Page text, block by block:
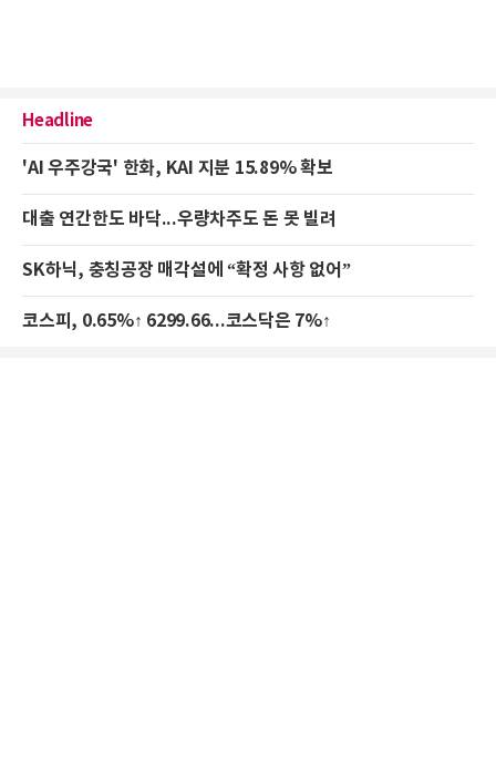
Headline
'AI 우주강국' 한화, KAI 지분 15.89% 확보
대출 연간한도 바닥...우량차주도 돈 못 빌려
SK하닉, 충칭공장 매각설에 “확정 사항 없어”
코스피, 0.65%↑ 6299.66...코스닥은 7%↑